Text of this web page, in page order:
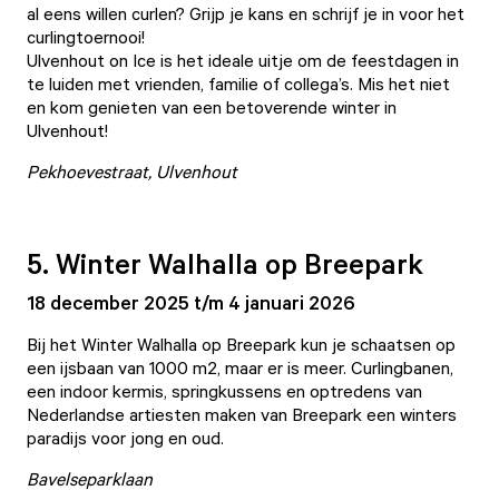
al eens willen curlen? Grijp je kans en schrijf je in voor het
curlingtoernooi!
Ulvenhout on Ice is het ideale uitje om de feestdagen in
te luiden met vrienden, familie of collega’s. Mis het niet
en kom genieten van een betoverende winter in
Ulvenhout!
Pekhoevestraat, Ulvenhout
5. Winter Walhalla op Breepark
18 december 2025 t/m 4 januari 2026
Bij het Winter Walhalla op Breepark kun je schaatsen op
een ijsbaan van 1000 m2, maar er is meer. Curlingbanen,
een indoor kermis, springkussens en optredens van
Nederlandse artiesten maken van Breepark een winters
paradijs voor jong en oud.
Bavelseparklaan